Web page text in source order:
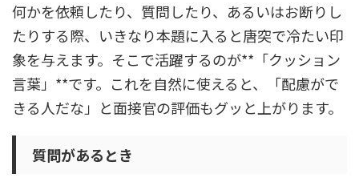
何かを依頼したり、質問したり、あるいはお断りし
たりする際、いきなり本題に入ると唐突で冷たい印
象を与えます。そこで活躍するのが**「クッション
言葉」**です。これを自然に使えると、「配慮がで
きる人だな」と面接官の評価もグッと上がります。
質問があるとき